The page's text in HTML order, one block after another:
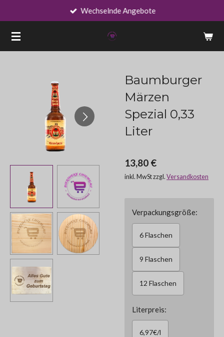
springen
Wechselnde Angebote
Baumburger
Märzen
Spezial 0,33
Liter
13,80 €
inkl. MwSt zzgl. Versandkosten
Verpackungsgröße:
6 Flaschen
9 Flaschen
12 Flaschen
Literpreis:
6,97€/l